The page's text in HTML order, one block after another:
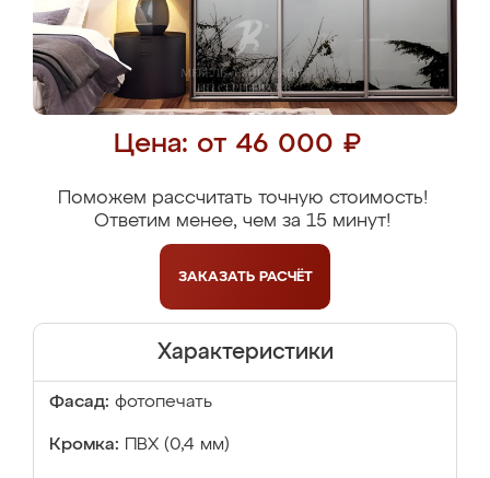
Цена: от 46 000 ₽
Поможем рассчитать точную стоимость!
Ответим менее, чем за 15 минут!
ЗАКАЗАТЬ РАСЧЁТ
Характеристики
Фасад: фотопечать
Кромка: ПВХ (0,4 мм)